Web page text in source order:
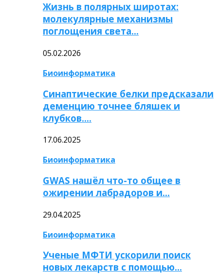
Жизнь в полярных широтах:
молекулярные механизмы
поглощения света…
05.02.2026
Биоинформатика
Синаптические белки предсказали
деменцию точнее бляшек и
клубков….
17.06.2025
Биоинформатика
GWAS нашёл что-то общее в
ожирении лабрадоров и…
29.04.2025
Биоинформатика
Ученые МФТИ ускорили поиск
новых лекарств с помощью…